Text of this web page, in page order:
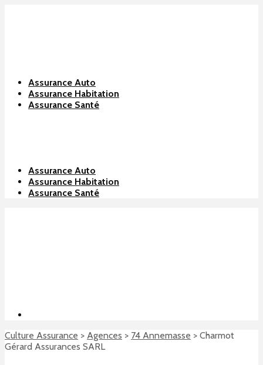
Assurance Auto
Assurance Habitation
Assurance Santé
Assurance Auto
Assurance Habitation
Assurance Santé
Culture Assurance > Agences > 74 Annemasse > Charmot
Gérard Assurances SARL